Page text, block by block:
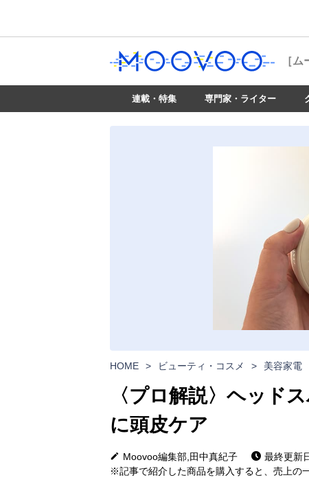
［ム
連載・特集 専門家・ライター
HOME > ビューティ・コスメ > 美容家電
〈プロ解説〉ヘッド
に頭皮ケア
Moovoo編集部,田中真紀子
最終更新
※記事で紹介した商品を購入すると、売上の